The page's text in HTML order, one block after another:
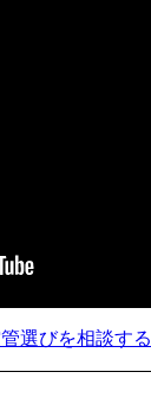
選びを相談する